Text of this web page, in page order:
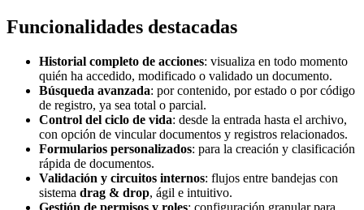
Funcionalidades destacadas
Historial completo de acciones: visualiza en todo momento
quién ha accedido, modificado o validado un documento.
Búsqueda avanzada: por contenido, por estado o por código
de registro, ya sea total o parcial.
Control del ciclo de vida: desde la entrada hasta el archivo,
con opción de vincular documentos y registros relacionados.
Formularios personalizados: para la creación y clasificación
rápida de documentos.
Validación y circuitos internos: flujos entre bandejas con
sistema drag & drop, ágil e intuitivo.
Gestión de permisos y roles: configuración granular para